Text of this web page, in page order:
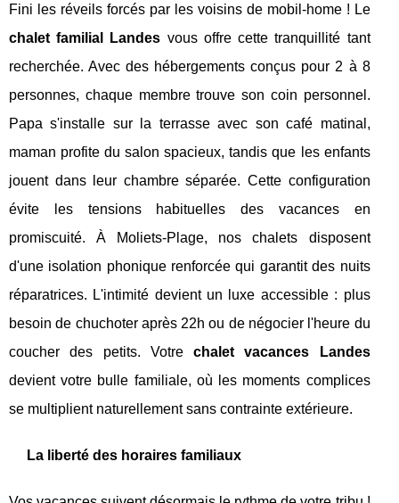
Fini les réveils forcés par les voisins de mobil-home ! Le
chalet familial Landes vous offre cette tranquillité tant
recherchée. Avec des hébergements conçus pour 2 à 8
personnes, chaque membre trouve son coin personnel.
Papa s'installe sur la terrasse avec son café matinal,
maman profite du salon spacieux, tandis que les enfants
jouent dans leur chambre séparée. Cette configuration
évite les tensions habituelles des vacances en
promiscuité. À Moliets-Plage, nos chalets disposent
d'une isolation phonique renforcée qui garantit des nuits
réparatrices. L'intimité devient un luxe accessible : plus
besoin de chuchoter après 22h ou de négocier l'heure du
coucher des petits. Votrechalet vacances Landes
devient votre bulle familiale, où les moments complices
se multiplient naturellement sans contrainte extérieure.
La liberté des horaires familiaux